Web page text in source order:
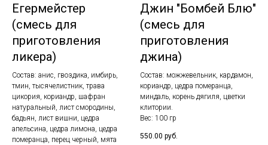
Егермейстер
(смесь для
приготовления
ликера)
Состав: анис, гвоздика, имбирь,
тмин, тысячелистник, трава
цикория, кориандр, шафран
натуральный, лист смородины,
бадьян, лист вишни, цедра
апельсина, цедра лимона, цедра
померанца, перец черный, мята
Джин "Бомбей Блю"
(смесь для
приготовления
джина)
Состав: можжевельник, кардамон,
кориандр, цедра померанца,
миндаль, корень дягиля, цветки
клитории.
Вес: 100 гр
550.00 руб.